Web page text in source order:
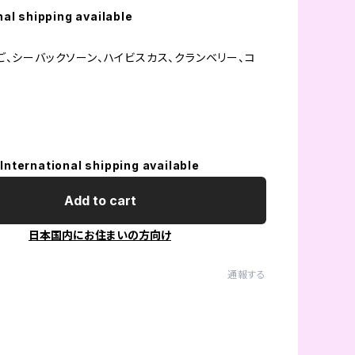
shipping available
シーバックソーン、ハイビスカス、クランベリー、コ
International shipping available
Add to cart
日本国内にお住まいの方向け
通報する